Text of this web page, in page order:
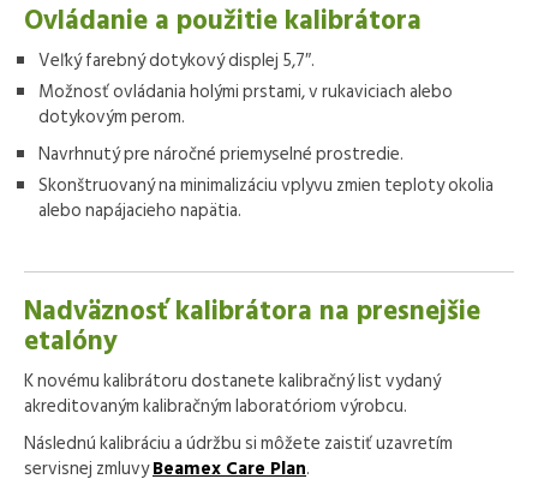
Ovládanie a použitie kalibrátora
Veľký farebný dotykový displej 5,7″.
Možnosť ovládania holými prstami, v rukaviciach alebo
dotykovým perom.
Navrhnutý pre náročné priemyselné prostredie.
Skonštruovaný na minimalizáciu vplyvu zmien teploty okolia
alebo napájacieho napätia.
Nadväznosť kalibrátora na presnejšie
etalóny
K novému kalibrátoru dostanete kalibračný list vydaný
akreditovaným kalibračným laboratóriom výrobcu.
Následnú kalibráciu a údržbu si môžete zaistiť uzavretím
servisnej zmluvyBeamex Care Plan.